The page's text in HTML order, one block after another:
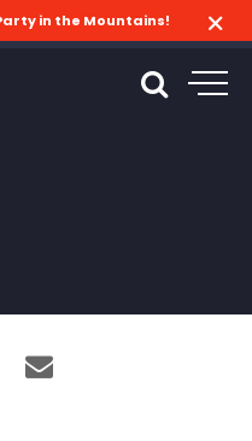
in the Mountains!